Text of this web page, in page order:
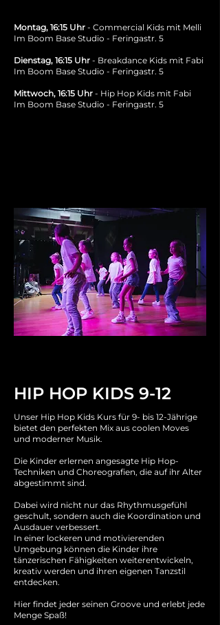
Montag, 16:15 Uhr - Commercial Kids mit Melli
Im Boom Base Studio - Feringastr. 5
Dienstag, 16:15 Uhr - Breakdance Kids mit Fabi
Im Boom Base Studio - Feringastr. 5
Mittwoch, 16:15 Uhr - Hip Hop Kids mit Fabi
Im Boom Base Studio - Feringastr. 5
HIP HOP KIDS 9-12
Unser Hip Hop Kids Kurs für 9- bis 12-Jährige
bietet den perfekten Mix aus coolen Moves
und moderner Musik.
Die Kinder erlernen angesagte Hip Hop-
Techniken und Choreografien, die auf ihr Alter
abgestimmt sind.
Dabei wird nicht nur das Rhythmusgefühl
geschult, sondern auch die Koordination und
Ausdauer verbessert.
In einer lockeren und motivierenden
Umgebung können die Kinder ihre
tänzerischen Fähigkeiten weiterentwickeln,
kreativ werden und ihren eigenen Tanzstil
entdecken.
Hier findet jeder seinen Groove und erlebt jede
Menge Spaß!